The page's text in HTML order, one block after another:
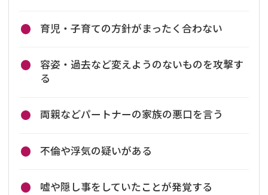
育児・子育ての方針がまったく合わない
容姿・過去など変えようのないものを攻撃す
る
両親などパートナーの家族の悪口を言う
不倫や浮気の疑いがある
嘘や隠し事をしていたことが発覚する